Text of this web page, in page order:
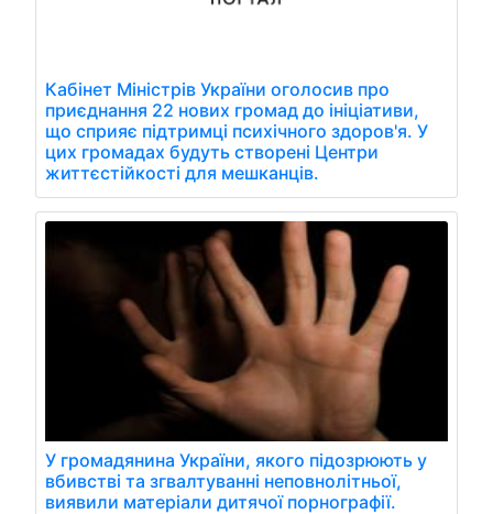
Кабінет Міністрів України оголосив про
приєднання 22 нових громад до ініціативи,
що сприяє підтримці психічного здоров'я. У
цих громадах будуть створені Центри
життєстійкості для мешканців.
У громадянина України, якого підозрюють у
вбивстві та згвалтуванні неповнолітньої,
виявили матеріали дитячої порнографії.